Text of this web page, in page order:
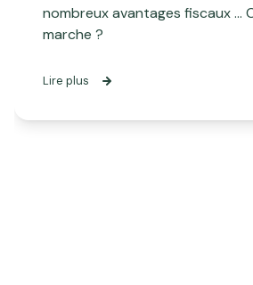
nombreux avantages fiscaux ...
marche ?
Lire plus